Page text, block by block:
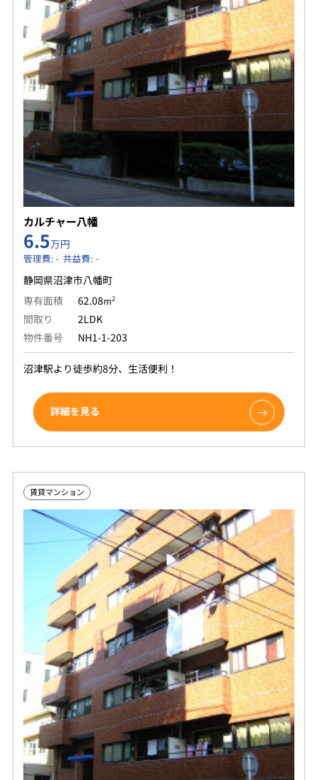
カルチャー八幡
6.5万円
管理費: - 共益費: -
静岡県沼津市八幡町
専有面積
62.08m2
間取り
2LDK
物件番号
NH1-1-203
沼津駅より徒歩約8分、生活便利！
詳細を見る
賃貸マンション